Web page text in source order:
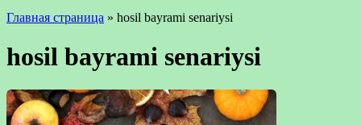
Главная страница » hosil bayrami senariysi
hosil bayrami senariysi